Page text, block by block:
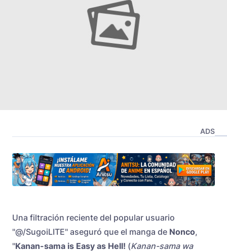
ADS
Una filtración reciente del popular usuario
"@/SugoiLITE" aseguró que el manga de Nonco,
"Kanan-sama is Easy as Hell! (Kanan-sama wa